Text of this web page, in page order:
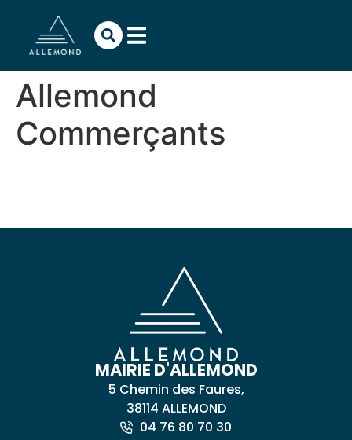
Allemond
Commerçants
MAIRIE D'ALLEMOND
5 Chemin des Faures,
38114 ALLEMOND
04 76 80 70 30